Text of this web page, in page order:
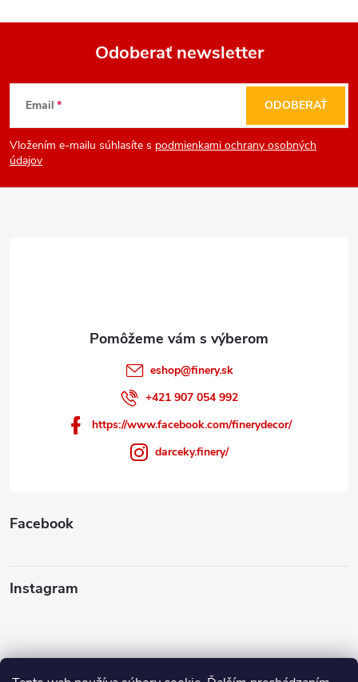
Z
á
p
Odoberať newsletter
Email
Vložením e-mailu súhlasíte s podmienkami ochrany osobných
údajov
ODOBERAŤ
eshop@finery.sk
+421 907 054 992
https://www.facebook.com/finerydecor/
darceky.finery/
Facebook
Instagram